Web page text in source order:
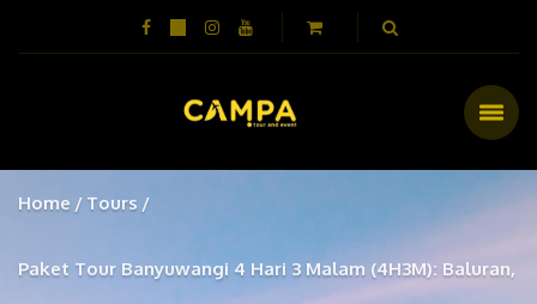
Home Tours
Paket Tour Banyuwangi 4 Hari 3 Malam (4H3M): Baluran,